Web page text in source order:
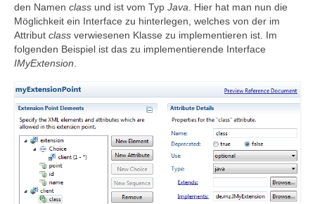
den Namen class und ist vom Typ Java . Hier hat man nun die
Möglichkeit ein Interface zu hinterlegen, welches von der im
Attribut class verwiesenen Klasse zu implementieren ist. Im
folgenden Beispiel ist das zu implementierende Interface
IMyExtension